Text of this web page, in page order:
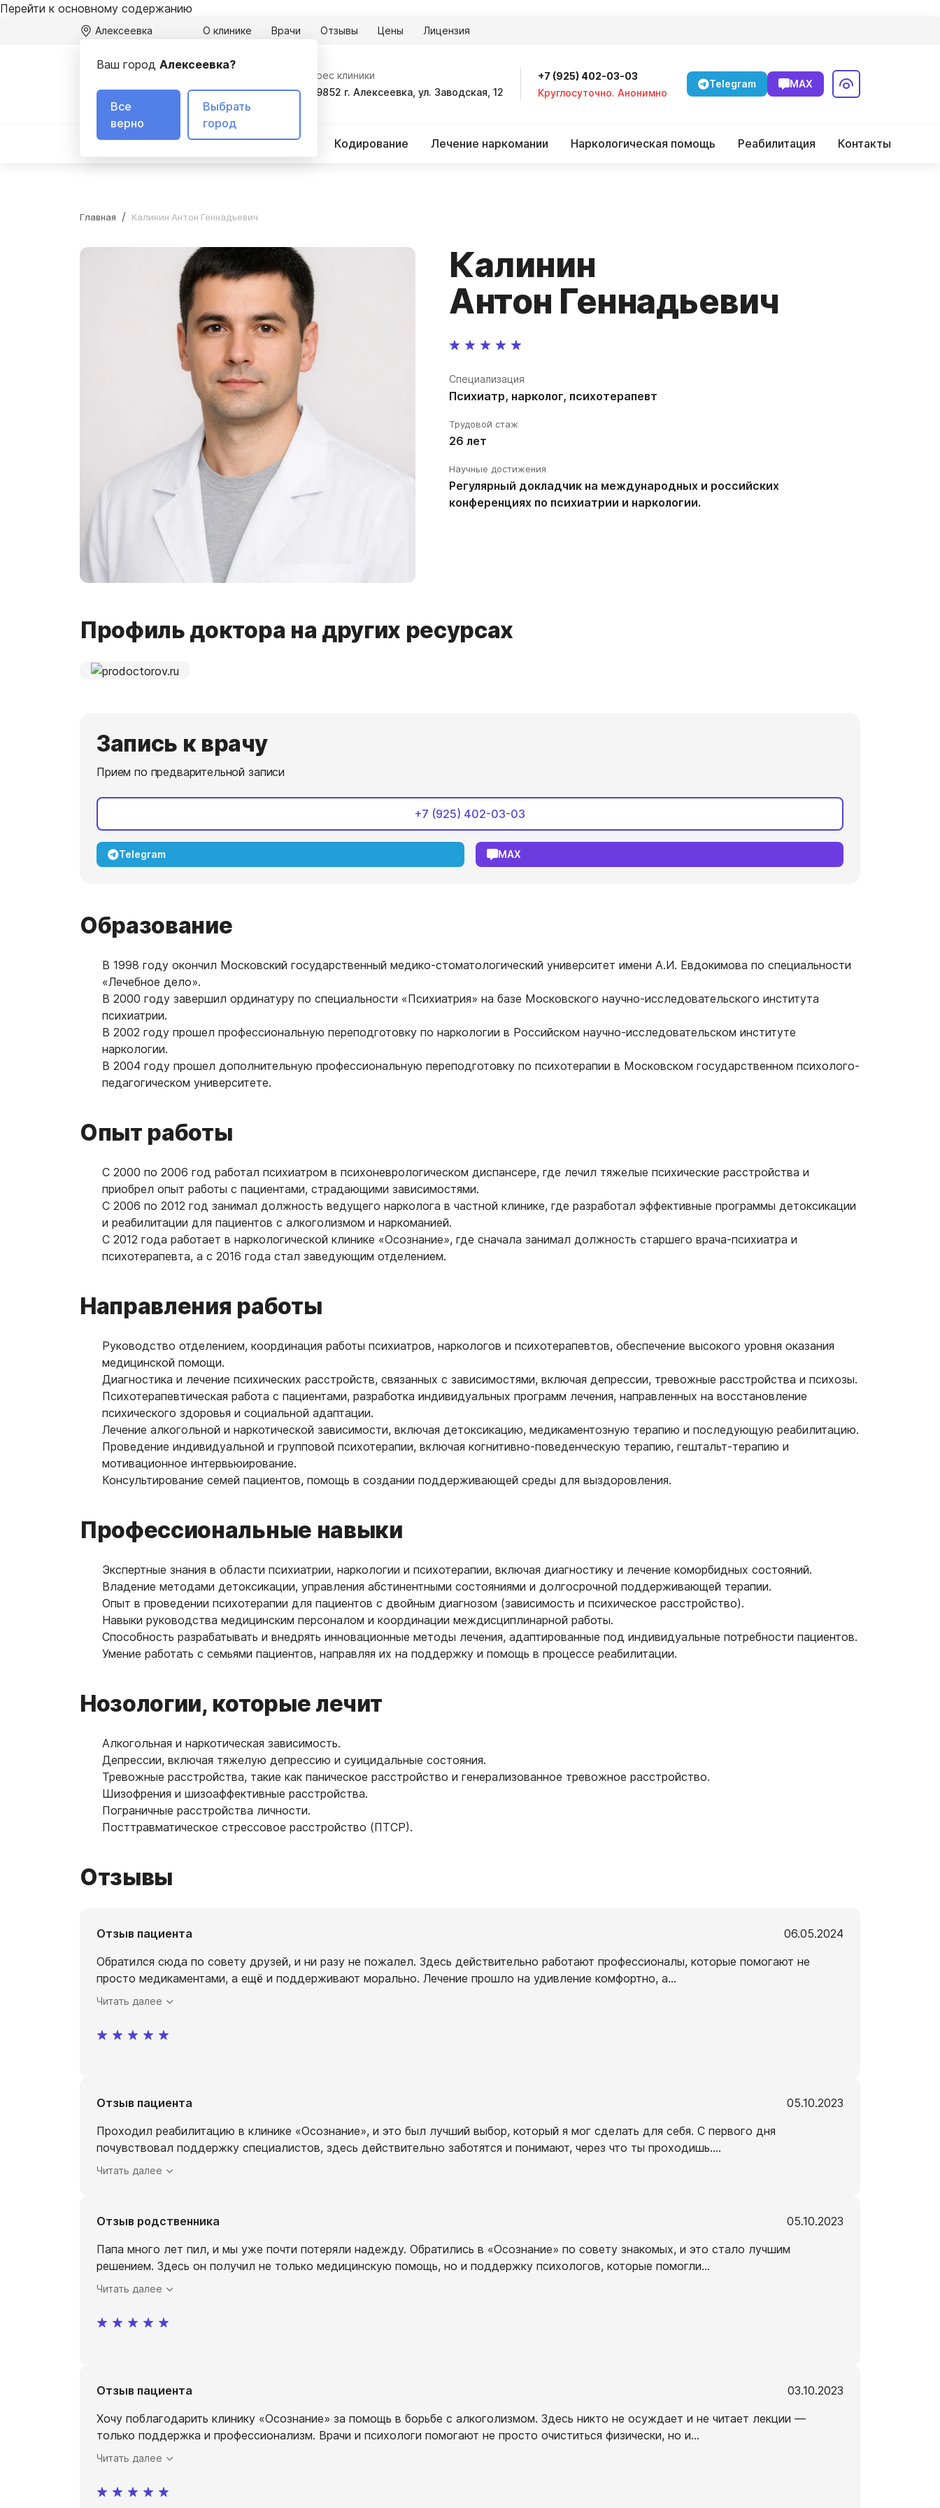
Перейти к основному содержанию
Алексеевка
Ваш город Алексеевка?
Все
верно
Выбрать
город
О клинике Врачи Отзывы Цены Лицензия
Адрес клиники
309852 г. Алексеевка, ул. Заводская, 12
+7 (925) 402-03-03
Круглосуточно. Анонимно
Telegram MAX
Вывод из запоя Лечение алкоголизма Кодирование Лечение наркомании Наркологическая помощь Реабилитация Контакты
Главная Калинин Антон Геннадьевич
Калинин
Антон Геннадьевич
Специализация
Психиатр, нарколог, психотерапевт
Трудовой стаж
26 лет
Научные достижения
Регулярный докладчик на международных и российских
конференциях по психиатрии и наркологии.
Профиль доктора на других ресурсах
Запись к врачу
Прием по предварительной записи
+7 (925) 402-03-03
Telegram MAX
Образование
В 1998 году окончил Московский государственный медико-стоматологический университет имени А.И. Евдокимова по специальности
«Лечебное дело».
В 2000 году завершил ординатуру по специальности «Психиатрия» на базе Московского научно-исследовательского института
психиатрии.
В 2002 году прошел профессиональную переподготовку по наркологии в Российском научно-исследовательском институте
наркологии.
В 2004 году прошел дополнительную профессиональную переподготовку по психотерапии в Московском государственном психолого-
педагогическом университете.
Опыт работы
С 2000 по 2006 год работал психиатром в психоневрологическом диспансере, где лечил тяжелые психические расстройства и
приобрел опыт работы с пациентами, страдающими зависимостями.
С 2006 по 2012 год занимал должность ведущего нарколога в частной клинике, где разработал эффективные программы детоксикации
и реабилитации для пациентов с алкоголизмом и наркоманией.
С 2012 года работает в наркологической клинике «Осознание», где сначала занимал должность старшего врача-психиатра и
психотерапевта, а с 2016 года стал заведующим отделением.
Направления работы
Руководство отделением, координация работы психиатров, наркологов и психотерапевтов, обеспечение высокого уровня оказания
медицинской помощи.
Диагностика и лечение психических расстройств, связанных с зависимостями, включая депрессии, тревожные расстройства и психозы.
Психотерапевтическая работа с пациентами, разработка индивидуальных программ лечения, направленных на восстановление
психического здоровья и социальной адаптации.
Лечение алкогольной и наркотической зависимости, включая детоксикацию, медикаментозную терапию и последующую реабилитацию.
Проведение индивидуальной и групповой психотерапии, включая когнитивно-поведенческую терапию, гештальт-терапию и
мотивационное интервьюирование.
Консультирование семей пациентов, помощь в создании поддерживающей среды для выздоровления.
Профессиональные навыки
Экспертные знания в области психиатрии, наркологии и психотерапии, включая диагностику и лечение коморбидных состояний.
Владение методами детоксикации, управления абстинентными состояниями и долгосрочной поддерживающей терапии.
Опыт в проведении психотерапии для пациентов с двойным диагнозом (зависимость и психическое расстройство).
Навыки руководства медицинским персоналом и координации междисциплинарной работы.
Способность разрабатывать и внедрять инновационные методы лечения, адаптированные под индивидуальные потребности пациентов.
Умение работать с семьями пациентов, направляя их на поддержку и помощь в процессе реабилитации.
Нозологии, которые лечит
Алкогольная и наркотическая зависимость.
Депрессии, включая тяжелую депрессию и суицидальные состояния.
Тревожные расстройства, такие как паническое расстройство и генерализованное тревожное расстройство.
Шизофрения и шизоаффективные расстройства.
Пограничные расстройства личности.
Посттравматическое стрессовое расстройство (ПТСР).
Отзывы
Отзыв пациента
06.05.2024
Обратился сюда по совету друзей, и ни разу не пожалел. Здесь действительно работают профессионалы, которые помогают не
просто медикаментами, а ещё и поддерживают морально. Лечение прошло на удивление комфортно, а...
Читать далее
Отзыв пациента
05.10.2023
Проходил реабилитацию в клинике «Осознание», и это был лучший выбор, который я мог сделать для себя. С первого дня
почувствовал поддержку специалистов, здесь действительно заботятся и понимают, через что ты проходишь....
Читать далее
Отзыв родственника
05.10.2023
Папа много лет пил, и мы уже почти потеряли надежду. Обратились в «Осознание» по совету знакомых, и это стало лучшим
решением. Здесь он получил не только медицинскую помощь, но и поддержку психологов, которые помогли...
Читать далее
Отзыв пациента
03.10.2023
Хочу поблагодарить клинику «Осознание» за помощь в борьбе с алкоголизмом. Здесь никто не осуждает и не читает лекции —
только поддержка и профессионализм. Врачи и психологи помогают не просто очиститься физически, но и...
Читать далее